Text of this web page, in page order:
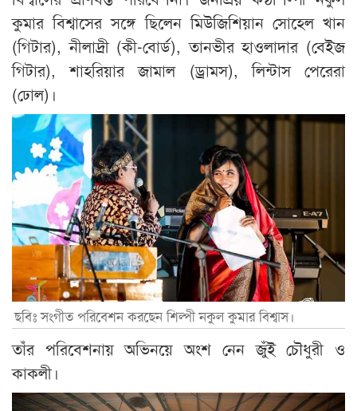
কুমার বিশ্বাসের সঙ্গে ছিলেন মিউজিশিয়ান সোহেল খান
(গিটার), নীলাদ্রী (কী-বোর্ড), তানভীর হাওলাদার (বেইজ
গিটার), শাহরিয়ার জামাল (ড্রামস), লিন্টাস পেরেরা
(ঢোল)।
ছবিঃ সংগীত পরিবেশন করছেন শিল্পী নকুল কুমার বিশ্বাস।
তাঁর পরিবেশনায় অভিনয়ে অংশ নেন জুঁই চৌধুরী ও
কাকলী।